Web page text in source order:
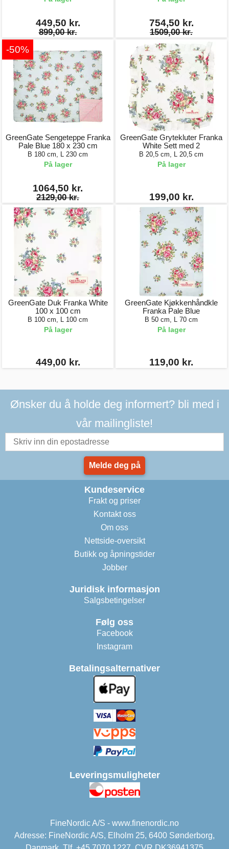
449,50 kr.
899,00 kr.
754,50 kr.
1509,00 kr.
-50%
GreenGate Sengeteppe Franka
Pale Blue 180 x 230 cm
B 180 cm, L 230 cm
På lager
1064,50 kr.
2129,00 kr.
GreenGate Grytekluter Franka
White Sett med 2
B 20,5 cm, L 20,5 cm
På lager
199,00 kr.
GreenGate Duk Franka White
100 x 100 cm
B 100 cm, L 100 cm
På lager
449,00 kr.
GreenGate Kjøkkenhåndkle
Franka Pale Blue
B 50 cm, L 70 cm
På lager
119,00 kr.
Ønsker du å holde deg informert? bli med i
vår mailingliste!
Melde deg på
Kundeservice
Frakt og priser
Kontakt oss
Om oss
Nettside-oversikt
Butikk og åpningstider
Jobber
Juridisk informasjon
Salgsbetingelser
Følg oss
Facebook
Instagram
Betalingsalternativer
Leveringsmuligheter
FineNordic A/S - www.finenordic.no
Adresse: FineNordic A/S, Elholm 25, 6400 Sønderborg,